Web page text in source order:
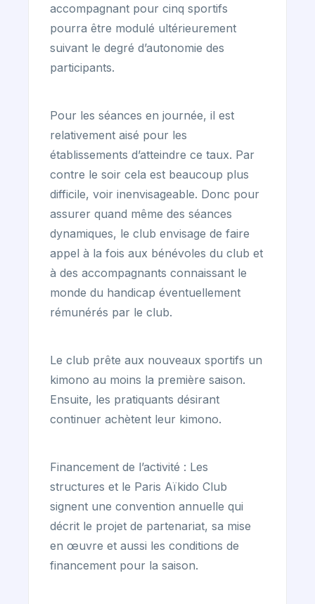
accompagnant pour cinq sportifs
pourra être modulé ultérieurement
suivant le degré d’autonomie des
participants.
Pour les séances en journée, il est
relativement aisé pour les
établissements d’atteindre ce taux. Par
contre le soir cela est beaucoup plus
difficile, voir inenvisageable. Donc pour
assurer quand même des séances
dynamiques, le club envisage de faire
appel à la fois aux bénévoles du club et
à des accompagnants connaissant le
monde du handicap éventuellement
rémunérés par le club.
Le club prête aux nouveaux sportifs un
kimono au moins la première saison.
Ensuite, les pratiquants désirant
continuer achètent leur kimono.
Financement de l’activité : Les
structures et le Paris Aïkido Club
signent une convention annuelle qui
décrit le projet de partenariat, sa mise
en œuvre et aussi les conditions de
financement pour la saison.